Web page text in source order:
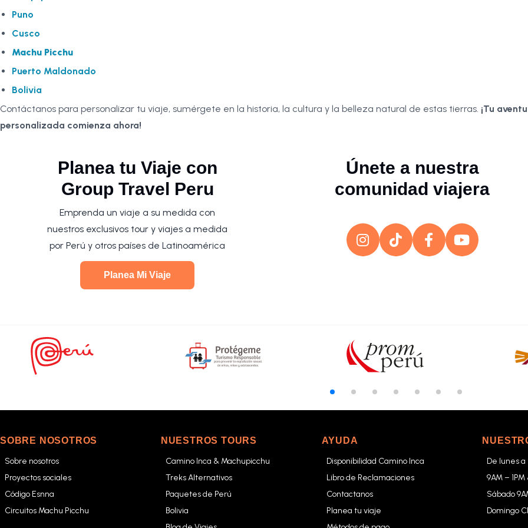
Puno
Cusco
Machu Picchu
Puerto Maldonado
Bolivia
Contáctanos para personalizar tu viaje, sumérgete en la historia, la cultura y la belleza natural de estas tierras. ¡Tu
personalizada comienza ahora!
Planea tu Viaje con
Group Travel Peru
Emprenda un viaje a su medida con
nuestros exclusivos tour y viajes a medida
por Perú y otros países de Latinoamérica
Planea Mi Viaje
Únete a nuestra
comunidad viajera
SOBRE NOSOTROS
Sobre nosotros
Proyectos sociales
Código Esnna
Circuitos Machu Picchu
NUESTROS TOURS
Camino Inca & Machupicchu
Treks Alternativos
Paquetes de Perú
Bolivia
AYUDA
Disponibilidad Camino Inca
Libro de Reclamaciones
Contactanos
Planea tu viaje
De lunes a
9AM –
Sábado
Domingo